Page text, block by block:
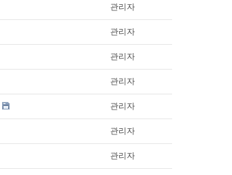
관리자
관리자
관리자
관리자
관리자
관리자
관리자